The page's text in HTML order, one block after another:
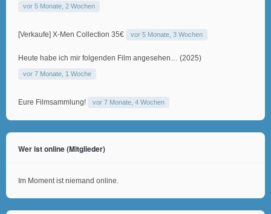
vor 5 Monate, 2 Wochen
[Verkaufe] X-Men Collection 35€ vor 5 Monate, 3 Wochen
Heute habe ich mir folgenden Film angesehen… (2025)
vor 7 Monate, 1 Woche
Eure Filmsammlung! vor 7 Monate, 4 Wochen
Wer ist online (Mitglieder)
Im Moment ist niemand online.